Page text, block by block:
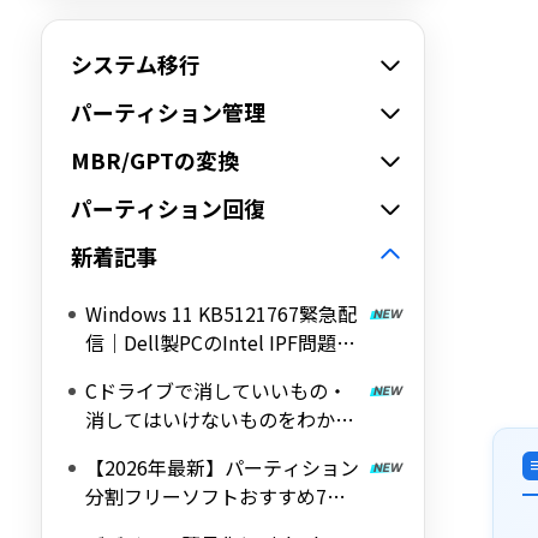
システム移行
パーティション管理
MBR/GPTの変換
パーティション回復
新着記事
Windows 11 KB5121767緊急配
信｜Dell製PCのIntel IPF問題を
デート
Cドライブで消していいもの・
消してはいけないものをわかり
【2026年最新】パーティション
分割フリーソフトおすすめ7選